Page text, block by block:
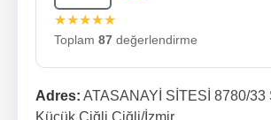
★★★★★
Toplam 87 değerlendirme
Adres: ATASANAYİ SİTESİ 8780/33
Küçük Çiğli Çiğli/İzmir